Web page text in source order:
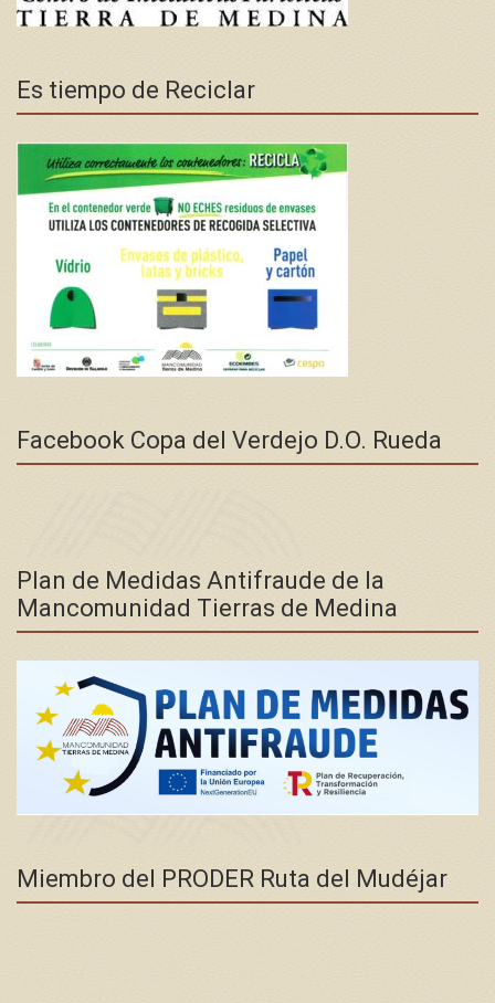
Es tiempo de Reciclar
Facebook Copa del Verdejo D.O. Rueda
Plan de Medidas Antifraude de la
Mancomunidad Tierras de Medina
Miembro del PRODER Ruta del Mudéjar